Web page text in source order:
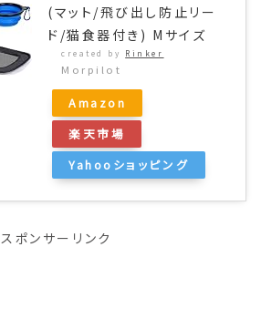
(マット/飛び出し防止リー
ド/猫食器付き) Mサイズ
created by Rinker
Morpilot
Amazon
楽天市場
Yahooショッピング
スポンサーリンク